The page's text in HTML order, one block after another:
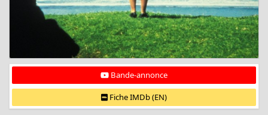
Bande-annonce
Fiche IMDb (EN)